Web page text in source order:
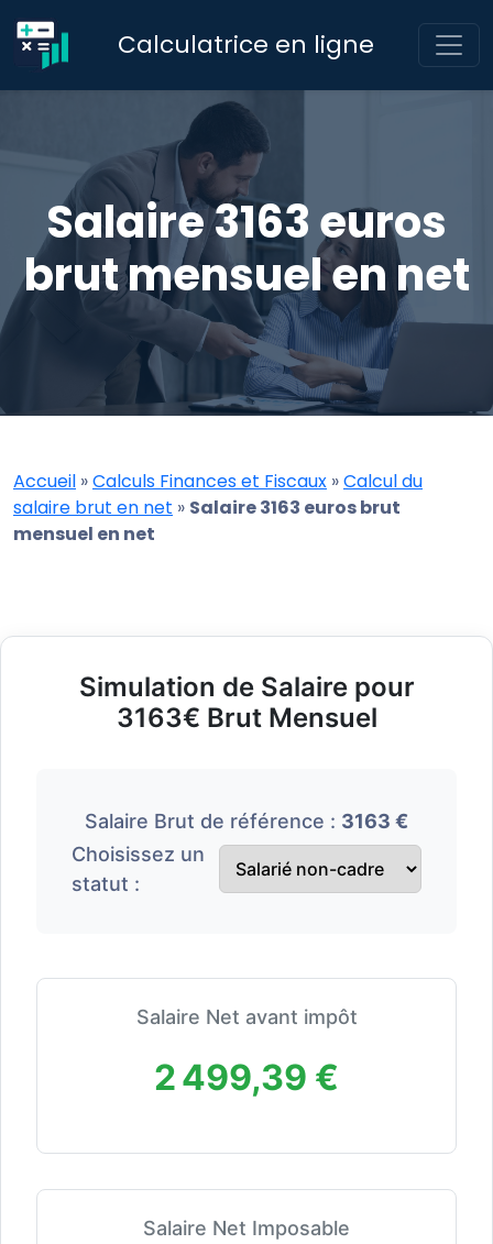
Calculatrice en ligne
Salaire 3163 euros
brut mensuel en net
Accueil »Calculs Finances et Fiscaux »Calcul du
salaire brut en net » Salaire 3163 euros brut
mensuel en net
Simulation de Salaire pour
3163€ Brut Mensuel
Salaire Brut de référence : 3163 €
Choisissez un
statut :
Salaire Net avant impôt
2 499,39 €
Salaire Net Imposable